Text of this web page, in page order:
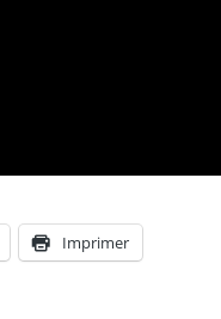
Imprimer